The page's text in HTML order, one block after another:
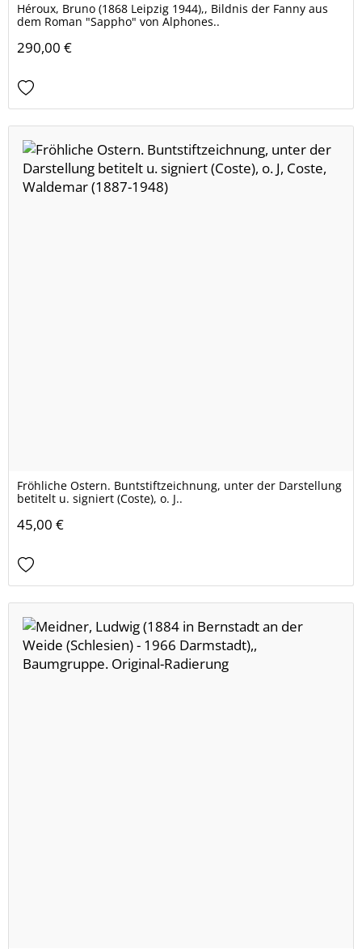
Héroux, Bruno (1868 Leipzig 1944),, Bildnis der Fanny aus
dem Roman "Sappho" von Alphones..
290,00 €
Fröhliche Ostern. Buntstiftzeichnung, unter der Darstellung
betitelt u. signiert (Coste), o. J..
45,00 €